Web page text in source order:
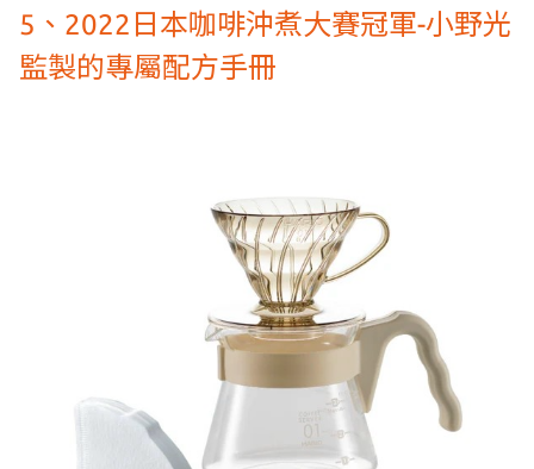
5、2022日本咖啡沖煮大賽冠軍-小野光
監製的專屬配方手冊